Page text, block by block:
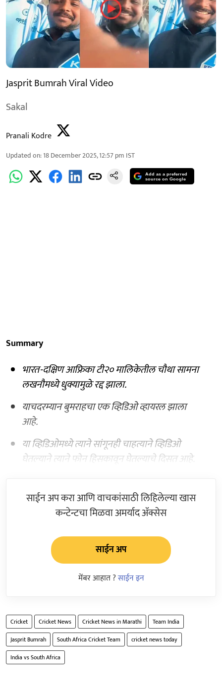
Jasprit Bumrah Viral Video
Sakal
Pranali Kodre
Updated on:18 December 2025, 12:57 pm IST
Add as a preferred
source on Google
Summary
भारत-दक्षिण आफ्रिका टी२० मालिकेतील चौथा सामना
लखनौमध्ये धुक्यामुळे रद्द झाला.
याचदरम्यान बुमराहचा एक व्हिडिओ व्हायरल झाला
आहे.
या व्हिडिओमध्ये त्याने सांगूनही चाहत्याने व्हिडिओ
घेतल्याने त्याने फोन हिसकावून घेतल्याचे दिसत आहे.
साईन अप करा आणि वाचकांसाठी लिहिलेल्या खास
कन्टेन्टचा मिळवा अमर्याद ॲक्सेस
साईन अप
मेंबर आहात ?साईन इन
Cricket Cricket News Cricket News in Marathi
Team India
Jasprit Bumrah
South Africa Cricket Team
cricket news today
India vs South Africa